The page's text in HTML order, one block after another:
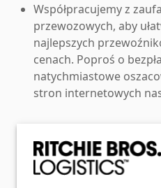
Współpracujemy z
przewozowych, aby
najlepszych
cenach. Poproś o
natychmiastowe
stron internetowych